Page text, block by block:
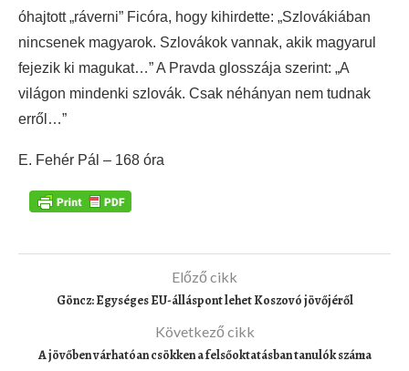
óhajtott „ráverni” Ficóra, hogy kihirdette: „Szlovákiában
nincsenek magyarok. Szlovákok vannak, akik magyarul
fejezik ki magukat…” A Pravda glosszája szerint: „A
világon mindenki szlovák. Csak néhányan nem tudnak
erről…”
E. Fehér Pál – 168 óra
Előző cikk
Göncz: Egységes EU-álláspont lehet Koszovó jövőjéről
Következő cikk
A jövőben várhatóan csökken a felsőoktatásban tanulók száma